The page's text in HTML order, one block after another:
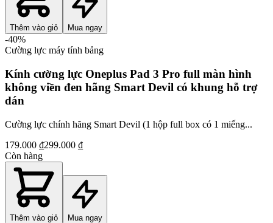
Thêm vào giỏ Mua ngay
-40%
Cường lực máy tính bảng
Kính cường lực Oneplus Pad 3 Pro full màn hình
không viền đen hãng Smart Devil có khung hỗ trợ
dán
Cường lực chính hãng Smart Devil (1 hộp full box có 1 miếng...
179.000 ₫299.000 ₫
Còn hàng
Thêm vào giỏ Mua ngay